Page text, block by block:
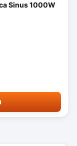
Sinus 1000W